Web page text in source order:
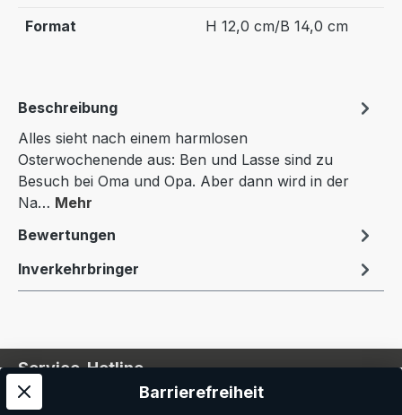
Format H 12,0 cm/B 14,0 cm
Beschreibung
Alles sieht nach einem harmlosen
Osterwochenende aus: Ben und Lasse sind zu
Besuch bei Oma und Opa. Aber dann wird in der
Na… Mehr
Bewertungen
Inverkehrbringer
Service-Hotline
Service
Barrierefreiheit